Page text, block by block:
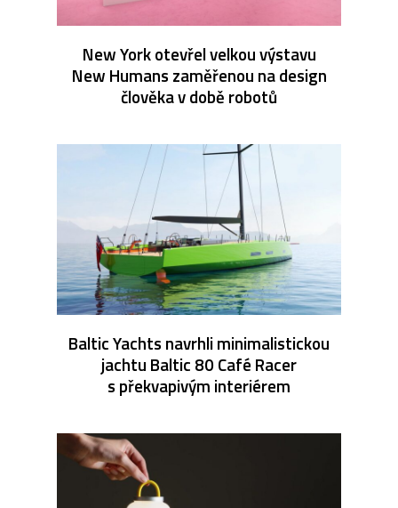
New York otevřel velkou výstavu
New Humans zaměřenou na design
člověka v době robotů
Baltic Yachts navrhli minimalistickou
jachtu Baltic 80 Café Racer
s překvapivým interiérem